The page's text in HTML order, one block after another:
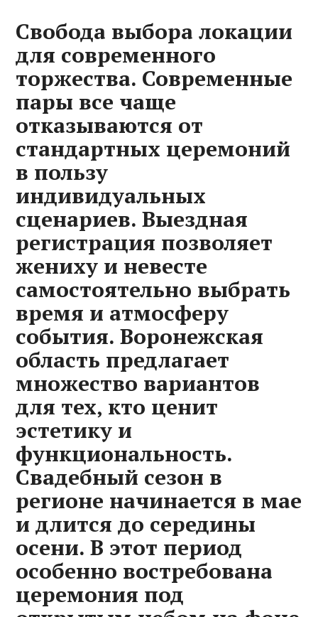
Свобода выбора локации
для современного
торжества. Современные
пары все чаще
отказываются от
стандартных церемоний
в пользу
индивидуальных
сценариев. Выездная
регистрация позволяет
жениху и невесте
самостоятельно выбрать
время и атмосферу
события. Воронежская
область предлагает
множество вариантов
для тех‚ кто ценит
эстетику и
функциональность.
Свадебный сезон в
регионе начинается в мае
и длится до середины
осени. В этот период
особенно востребована
церемония под